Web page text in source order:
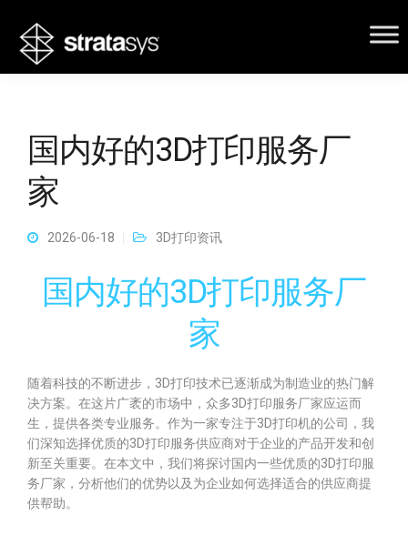
国内好的3D打印服务厂
家
2026-06-18 3D打印资讯
国内好的3D打印服务厂
家
随着科技的不断进步，3D打印技术已逐渐成为制造业的热门解
决方案。在这片广袤的市场中，众多3D打印服务厂家应运而
生，提供各类专业服务。作为一家专注于3D打印机的公司，我
们深知选择优质的3D打印服务供应商对于企业的产品开发和创
新至关重要。在本文中，我们将探讨国内一些优质的3D打印服
务厂家，分析他们的优势以及为企业如何选择适合的供应商提
供帮助。